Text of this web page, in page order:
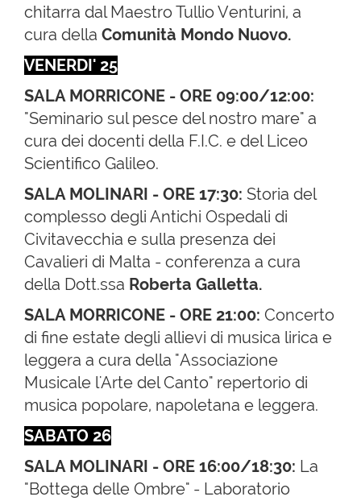
chitarra dal Maestro Tullio Venturini, a
cura della Comunità Mondo Nuovo.
VENERDI' 25
SALA MORRICONE - ORE 09:00/12:00:
"Seminario sul pesce del nostro mare" a
cura dei docenti della F.I.C. e del Liceo
Scientifico Galileo.
SALA MOLINARI - ORE 17:30: Storia del
complesso degli Antichi Ospedali di
Civitavecchia e sulla presenza dei
Cavalieri di Malta - conferenza a cura
della Dott.ssa Roberta Galletta.
SALA MORRICONE - ORE 21:00: Concerto
di fine estate degli allievi di musica lirica e
leggera a cura della "Associazione
Musicale l'Arte del Canto" repertorio di
musica popolare, napoletana e leggera.
SABATO 26
SALA MOLINARI - ORE 16:00/18:30: La
"Bottega delle Ombre" - Laboratorio